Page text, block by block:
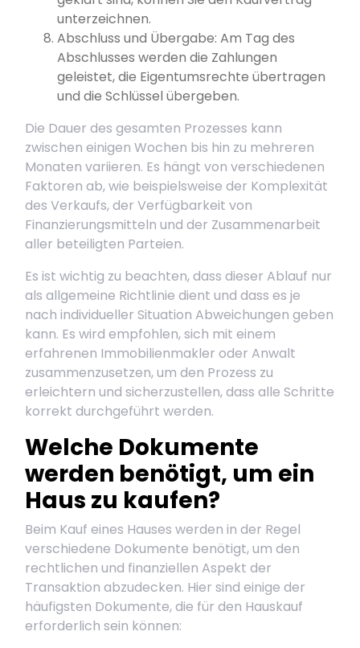
unterzeichnen.
Abschluss und Übergabe: Am Tag des
Abschlusses werden die Zahlungen
geleistet, die Eigentumsrechte übertragen
und die Schlüssel übergeben.
Die Dauer des gesamten Prozesses kann
zwischen einigen Wochen bis hin zu mehreren
Monaten variieren. Es hängt von verschiedenen
Faktoren ab, wie beispielsweise der Komplexität
des Verkaufs, der Verfügbarkeit von
Finanzierungsmitteln und der Zusammenarbeit
aller beteiligten Parteien.
Es ist wichtig zu beachten, dass dieser Ablauf nur
als allgemeine Richtlinie dient und dass es je
nach individueller Situation Abweichungen geben
kann. Es wird empfohlen, sich mit einem
erfahrenen Immobilienmakler oder Anwalt
zusammenzusetzen, um den Prozess zu
erleichtern und sicherzustellen, dass alle Schritte
korrekt durchgeführt werden.
Welche Dokumente
werden benötigt, um ein
Haus zu kaufen?
Beim Kauf eines Hauses werden in der Regel
verschiedene Dokumente benötigt, um den
rechtlichen und finanziellen Aspekt der
Transaktion abzudecken. Hier sind einige der
häufigsten Dokumente, die für den Hauskauf
erforderlich sein können: